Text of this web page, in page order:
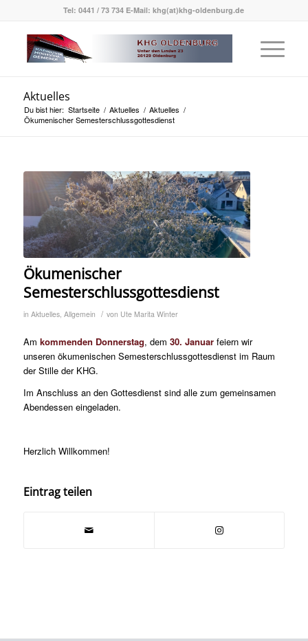
Tel: 0441 / 73 734 E-Mail: khg(at)khg-oldenburg.de
Aktuelles
Du bist hier: Startseite / Aktuelles / Aktuelles /
Ökumenischer Semesterschlussgottesdienst
Ökumenischer
Semesterschlussgottesdienst
in Aktuelles, Allgemein / von Ute Marita Winter
Am kommenden Donnerstag, dem 30. Januarfeiern wir
unseren ökumenischen Semesterschlussgottesdienst im Raum
der Stille der KHG.
Im Anschluss an den Gottesdienst sind alle zum gemeinsamen
Abendessen eingeladen.
Herzlich Willkommen!
Eintrag teilen